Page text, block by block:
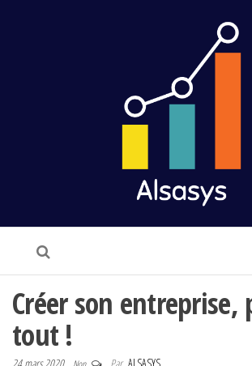
Alsasys Finance &
Créer son entreprise,
tout !